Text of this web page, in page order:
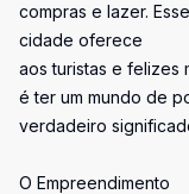
compras e lazer.
cidade oferece
aos turistas e felizes
é ter um mundo de
verdadeiro
O Empreendimento